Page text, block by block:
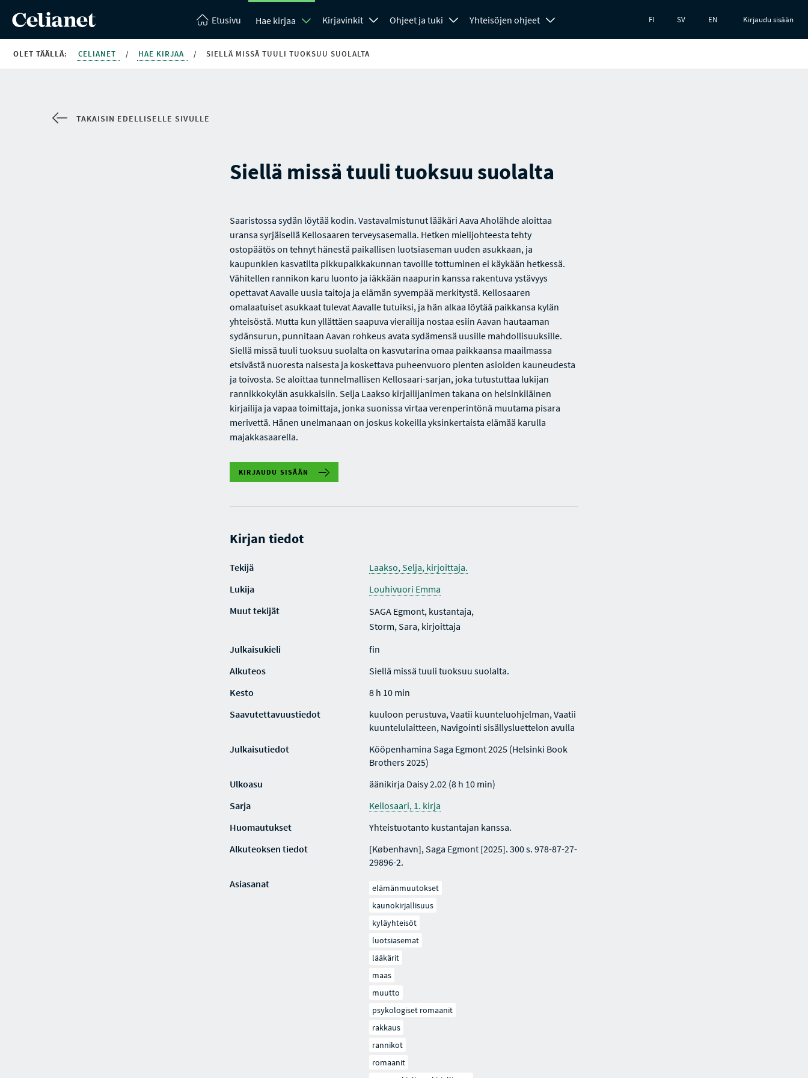
Etusivu Hae kirjaa Kirjavinkit Ohjeet ja tuki Yhteisöjen ohjeet FI SV EN Kirjaudu sisään
OLET TÄÄLLÄ: CELIANET / HAE KIRJAA / SIELLÄ MISSÄ TUULI TUOKSUU SUOLALTA
TAKAISIN EDELLISELLE SIVULLE
Siellä missä tuuli tuoksuu suolalta
Saaristossa sydän löytää kodin. Vastavalmistunut lääkäri Aava Aholähde aloittaa
uransa syrjäisellä Kellosaaren terveysasemalla. Hetken mielijohteesta tehty
ostopäätös on tehnyt hänestä paikallisen luotsiaseman uuden asukkaan, ja
kaupunkien kasvatilta pikkupaikkakunnan tavoille tottuminen ei käykään hetkessä.
Vähitellen rannikon karu luonto ja iäkkään naapurin kanssa rakentuva ystävyys
opettavat Aavalle uusia taitoja ja elämän syvempää merkitystä. Kellosaaren
omalaatuiset asukkaat tulevat Aavalle tutuiksi, ja hän alkaa löytää paikkansa kylän
yhteisöstä. Mutta kun yllättäen saapuva vierailija nostaa esiin Aavan hautaaman
sydänsurun, punnitaan Aavan rohkeus avata sydämensä uusille mahdollisuuksille.
Siellä missä tuuli tuoksuu suolalta on kasvutarina omaa paikkaansa maailmassa
etsivästä nuoresta naisesta ja koskettava puheenvuoro pienten asioiden kauneudesta
ja toivosta. Se aloittaa tunnelmallisen Kellosaari-sarjan, joka tutustuttaa lukijan
rannikkokylän asukkaisiin. Selja Laakso kirjailijanimen takana on helsinkiläinen
kirjailija ja vapaa toimittaja, jonka suonissa virtaa verenperintönä muutama pisara
merivettä. Hänen unelmanaan on joskus kokeilla yksinkertaista elämää karulla
majakkasaarella.
KIRJAUDU SISÄÄN
Kirjan tiedot
Tekijä
Laakso, Selja, kirjoittaja.
Lukija
Louhivuori Emma
Muut tekijät
SAGA Egmont, kustantaja,
Storm, Sara, kirjoittaja
Julkaisukieli
fin
Alkuteos
Siellä missä tuuli tuoksuu suolalta.
Kesto
8 h 10 min
Saavutettavuustiedot
kuuloon perustuva, Vaatii kuunteluohjelman, Vaatii
kuuntelulaitteen, Navigointi sisällysluettelon avulla
Julkaisutiedot
Kööpenhamina Saga Egmont 2025 (Helsinki Book
Brothers 2025)
Ulkoasu
äänikirja Daisy 2.02 (8 h 10 min)
Sarja
Kellosaari, 1. kirja
Huomautukset
Yhteistuotanto kustantajan kanssa.
Alkuteoksen tiedot
[København], Saga Egmont [2025]. 300 s. 978-87-27-
29896-2.
Asiasanat
elämänmuutokset
kaunokirjallisuus
kyläyhteisöt
luotsiasemat
lääkärit
maas
muutto
psykologiset romaanit
rakkaus
rannikot
romaanit